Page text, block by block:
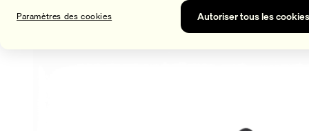
Outils trigger Autoriser tous les cookies
Paramètres des cookies